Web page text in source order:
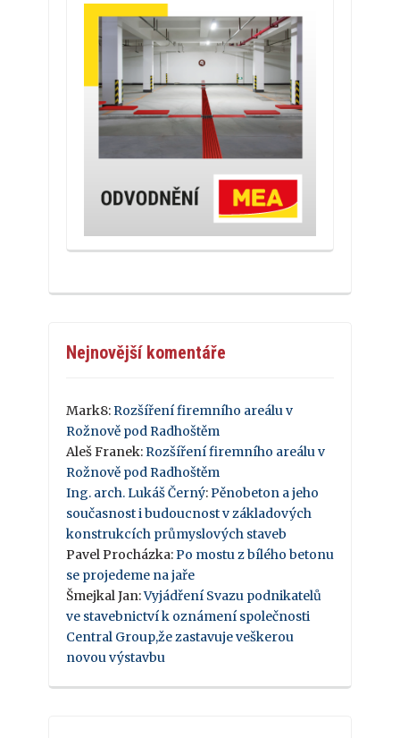
Nejnovější komentáře
Mark8: Rozšíření firemního areálu v
Rožnově pod Radhoštěm
Aleš Franek: Rozšíření firemního areálu v
Rožnově pod Radhoštěm
Ing. arch. Lukáš Černý: Pěnobeton a jeho
současnost i budoucnost v základových
konstrukcích průmyslových staveb
Pavel Procházka: Po mostu z bílého betonu
se projedeme na jaře
Šmejkal Jan:Vyjádření Svazu podnikatelů
ve stavebnictví k oznámení společnosti
Central Group,že zastavuje veškerou
novou výstavbu